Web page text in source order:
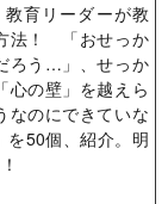
育リーダーが教
法！ 「おせっか
ろう…」、せっか
心の壁」を越えら
なのにできていな
を50個、紹介。明